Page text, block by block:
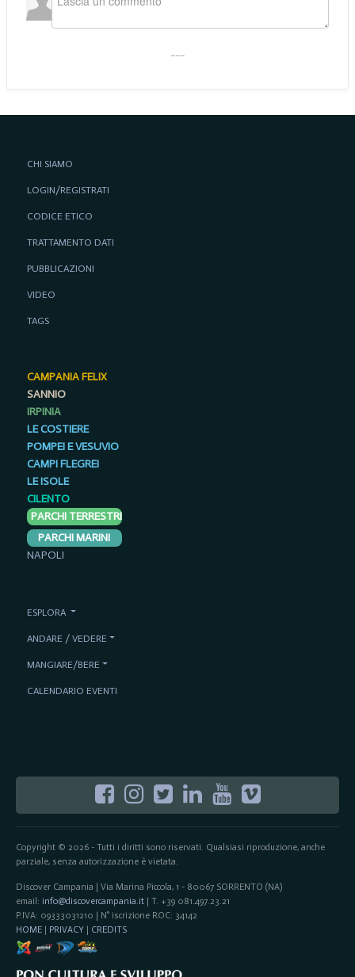
Copyright © 2026 - Tutti i diritti sono riservati. Qualsiasi riproduzione, anche
parziale, senza autorizzazione è vietata.
Discover Campania | Via Marina Piccola, 1 - 80067 SORRENTO (NA)
email: info@discovercampania.it| T. +39 081.497.23.21
P.IVA: 09333031210 | N° iscrizione ROC: 34142
HOME| PRIVACY | CREDITS
CHI SIAMO
LOGIN/REGISTRATI
CODICE ETICO
TRATTAMENTO DATI
PUBBLICAZIONI
VIDEO
TAGS
CAMPANIA FELIX
SANNIO
IRPINIA
LE COSTIERE
POMPEI E VESUVIO
CAMPI FLEGREI
LE ISOLE
CILENTO
PARCHI TERRESTRI
PARCHI MARINI
NAPOLI
ESPLORA
ANDARE / VEDERE
MANGIARE/BERE
CALENDARIO EVENTI